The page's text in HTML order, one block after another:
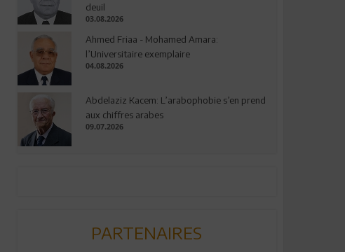
deuil
03.08.2026
Ahmed Friaa - Mohamed Amara:
l’Universitaire exemplaire
04.08.2026
Abdelaziz Kacem: L’arabophobie s’en prend
aux chiffres arabes
09.07.2026
PARTENAIRES